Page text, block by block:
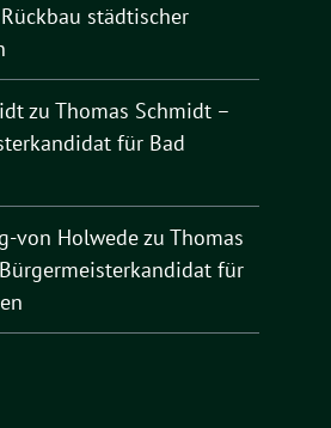
städtischer
zu Thomas Schmidt –
für Bad
von Holwedezu Thomas
für